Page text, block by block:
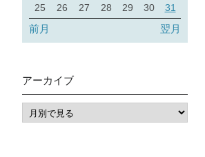
25
26 27 28 29 30 31
前月 翌月
アーカイブ